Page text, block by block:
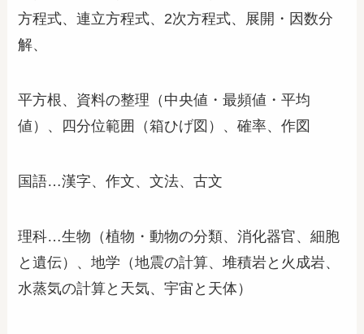
方程式、連立方程式、2次方程式、展開・因数分
解、
平方根、資料の整理（中央値・最頻値・平均
値）、四分位範囲（箱ひげ図）、確率、作図
国語…漢字、作文、文法、古文
理科…生物（植物・動物の分類、消化器官、細胞
と遺伝）、地学（地震の計算、堆積岩と火成岩、
水蒸気の計算と天気、宇宙と天体）